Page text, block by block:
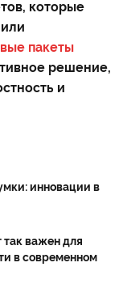
которые
пакеты
решение,
и
инновации в
важен для
в современном